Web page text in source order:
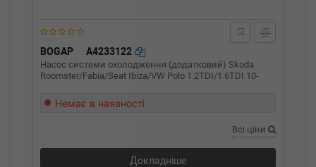
BOGAP A4233122
Насос системи охолодження (додатковий) Skoda
Roomster/Fabia/Seat Ibiza/VW Polo 1.2TDI/1.6TDI 10-
Немає в наявності
Всі ціни
Докладніше